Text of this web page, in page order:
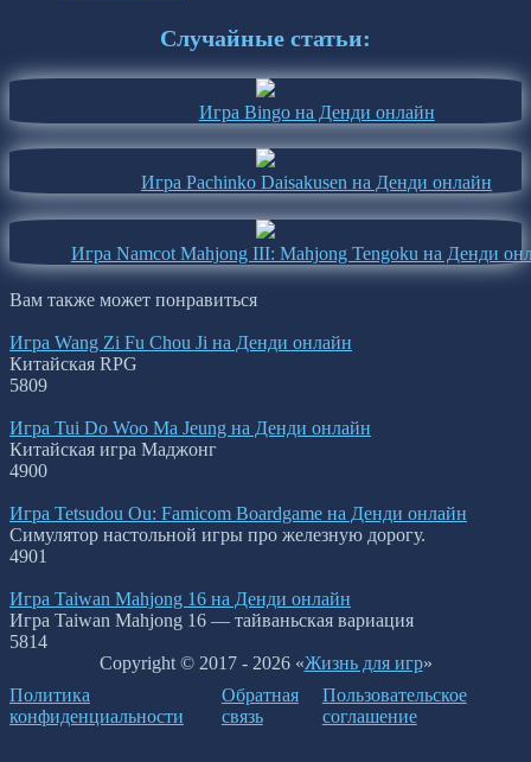
Случайные статьи:
Игра Bingo на Денди онлайн
Игра Pachinko Daisakusen на Денди онлайн
Игра Namcot Mahjong III: Mahjong Tengoku на Денди
Вам также может понравиться
Игра Wang Zi Fu Chou Ji на Денди онлайн
Китайская RPG
5809
Игра Tui Do Woo Ma Jeung на Денди онлайн
Китайская игра Маджонг
4900
Игра Tetsudou Ou: Famicom Boardgame на Денди онлайн
Симулятор настольной игры про железную дорогу.
4901
Игра Taiwan Mahjong 16 на Денди онлайн
Игра Taiwan Mahjong 16 — тайваньская вариация
5814
Copyright © 2017 - 2026 «Жизнь для игр»
Политика
конфиденциальности
Обратная
связь
Пользовательское
соглашение